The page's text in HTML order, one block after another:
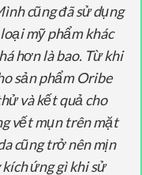
cũng đã sử dụng
mỹ phẩm khác
hơn là bao. Từ khi
sản phẩm Oribe
và kết quả cho
vết mụn trên mặt
cũng trở nên mịn
ứng gì khi sử